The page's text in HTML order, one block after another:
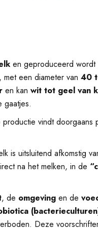
en geproduceerd wordt
met een diameter van 40
en kan wit tot geel van
gaatjes.
vindt doorgaans
is uitsluitend afkomstig
na het melken, in de
, de omgevingen de
Deze